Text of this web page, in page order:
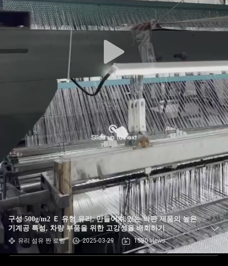
구성 500g/m2 Ｅ 유형 유리, 만들어져 있는 박판 제품의 높은
기계공 특성, 차량 부품을 위한 고강성을 배회하기
유리 섬유 짠 로빙 2025-03-29 1590 views